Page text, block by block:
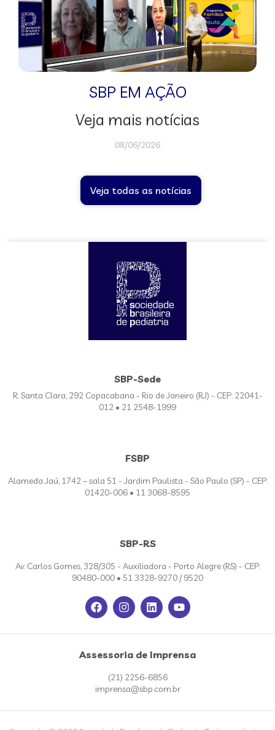
SBP EM AÇÃO
Veja mais notícias
08/06/2026
Veja todas as notícias
SBP-Sede
R. Santa Clara, 292 Copacabana - Rio de Janeiro (RJ) - CEP: 22041-
012 • 21 2548-1999
FSBP
Alameda Jaú, 1742 – sala 51 - Jardim Paulista - São Paulo (SP) - CEP:
01420-006 • 11 3068-8595
SBP-RS
Av. Carlos Gomes, 328/305 - Auxiliadora - Porto Alegre (RS) - CEP:
90480-000 • 51 3328-9270 / 9520
Assessoria de Imprensa
(21) 2256-6856
imprensa@sbp.com.br